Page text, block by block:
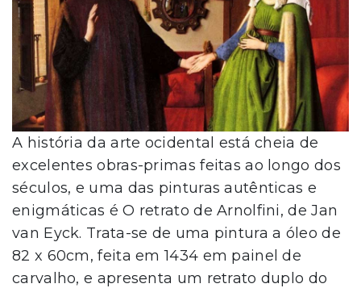
A história da arte ocidental está cheia de
excelentes obras-primas feitas ao longo dos
séculos, e uma das pinturas autênticas e
enigmáticas é O retrato de Arnolfini, de Jan
van Eyck. Trata-se de uma pintura a óleo de
82 x 60cm, feita em 1434 em painel de
carvalho, e apresenta um retrato duplo do